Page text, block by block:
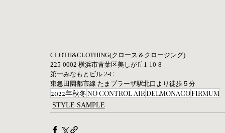
CLOTH&CLOTHING(クロース＆クロージング)
225-0002 横浜市青葉区美しが丘1-10-8
第一みなもとビル 2-C
東急田園都市線 たまプラーザ駅北口より徒歩５分
2022年秋冬NO CONTROL AIRDELMONACOFIRMUM
STYLE SAMPLE